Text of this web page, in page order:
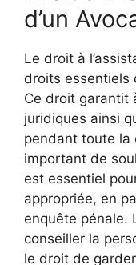
d’un
Le droit à
droits essentiels
Ce droit garantit
juridiques ainsi
pendant toute la
important de
est essentiel
appropriée, en
enquête pénale.
conseiller la
le droit de